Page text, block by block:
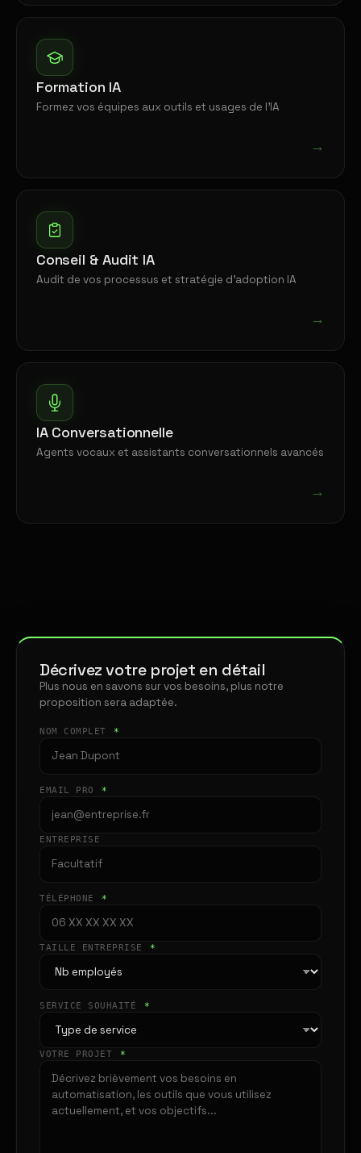
Formation IA
Formez vos équipes aux outils et usages de l'IA
→
Conseil & Audit IA
Audit de vos processus et stratégie d'adoption IA
→
IA Conversationnelle
Agents vocaux et assistants conversationnels avancés
→
Décrivez votre projet en détail
Plus nous en savons sur vos besoins, plus notre
proposition sera adaptée.
NOM COMPLET *
EMAIL PRO *
ENTREPRISE
TÉLÉPHONE *
TAILLE ENTREPRISE *
SERVICE SOUHAITÉ *
VOTRE PROJET *